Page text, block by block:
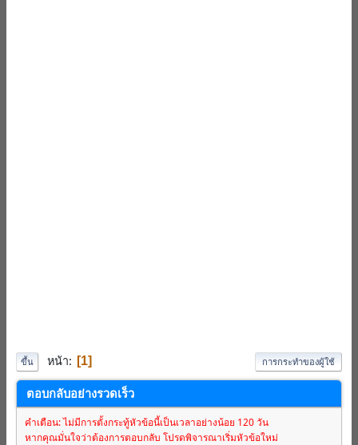
ขึ้น หน้า 1 การกระทำของผู้ใช้
ตอบกลับอย่างรวดเร็ว
คำเตือน: ไม่มีการตั้งกระทู้หัวข้อนี้เป็นเวลาอย่างน้อย 120 วัน
หากคุณมั่นใจว่าต้องการตอบกลับ โปรดพิจารณาเริ่มหัวข้อใหม่